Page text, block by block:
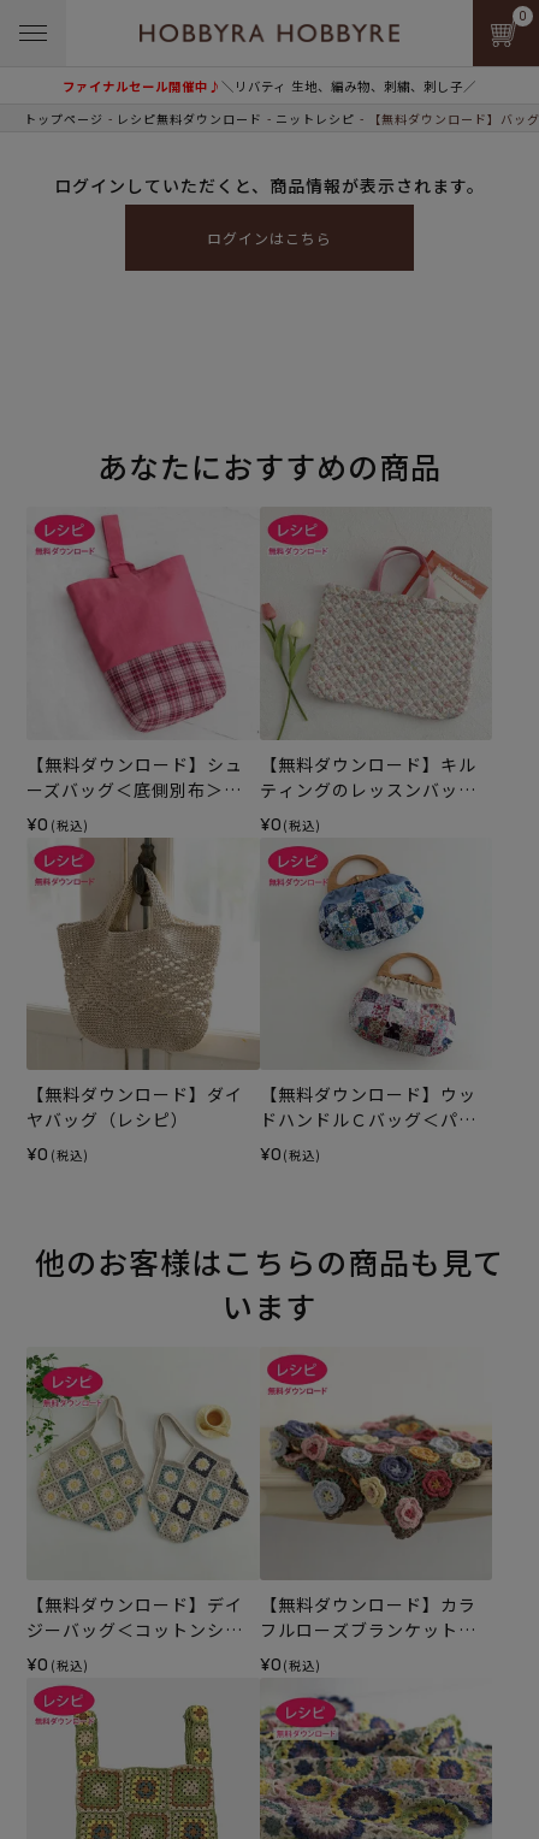
ファイナルセール開催中♪＼リバティ 生地、編み物、刺繍、刺し子／
0
トップページ レシピ無料ダウンロード ニットレシピ 【無料ダウンロード】バッ
ログインしていただくと、商品情報が表示されます。
ログインはこちら
あなたにおすすめの商品
【無料ダウンロード】シュ
ーズバッグ＜底側別布＞
（レシピ）
¥0 (税込)
【無料ダウンロード】キル
ティングのレッスンバッグ
（レシピ）
¥0 (税込)
【無料ダウンロード】ダイ
ヤバッグ（レシピ）
¥0 (税込)
【無料ダウンロード】ウッ
ドハンドルＣバッグ＜パッ
チワーク＞（レシピ）
¥0 (税込)
他のお客様はこちらの商品も見て
います
【無料ダウンロード】デイ
ジーバッグ＜コットンシェ
リー＞（レシピ）
¥0 (税込)
【無料ダウンロード】カラ
フルローズブランケット
（レシピ）
¥0 (税込)